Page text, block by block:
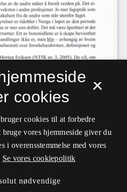
×
cookies
cookies til at forbedre
vores hjemmeside giver du
i overensstemmelse med vores
Se vores cookiepolitik
nødvendige